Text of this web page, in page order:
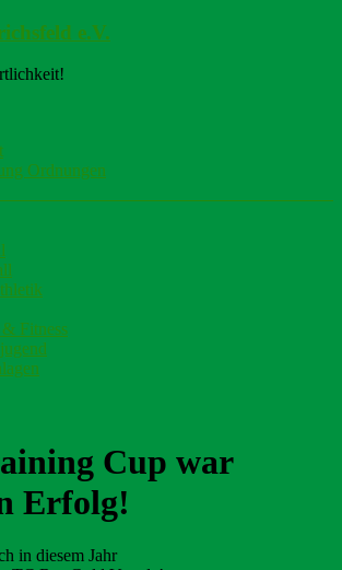
e.V.
Ordnungen
Fitness
Cup war
Erfolg!
in diesem Jahr